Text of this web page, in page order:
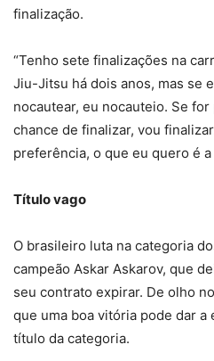
finalização.
“Tenho sete finalizações na
Jiu-Jitsu há dois anos, mas se
nocautear, eu nocauteio. Se
chance de finalizar, vou
preferência, o que eu quero é
Título vago
O brasileiro luta na categoria
campeão Askar Askarov, que
seu contrato expirar. De olho
que uma boa vitória pode dar a
título da categoria.